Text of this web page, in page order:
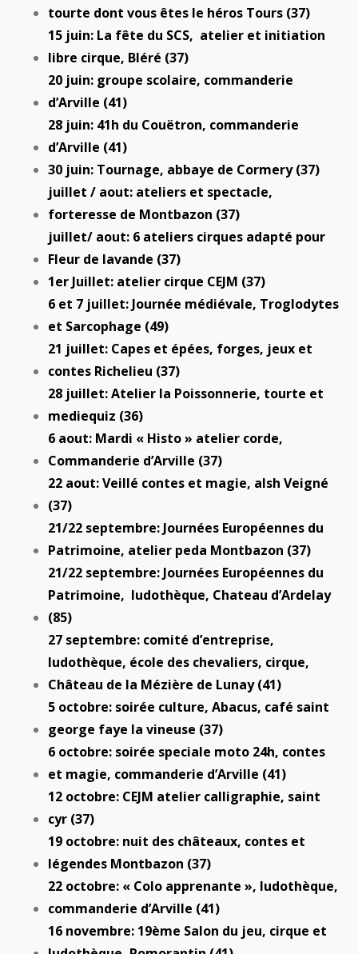
tourte dont vous êtes le héros Tours (37)
15 juin: La fête du SCS, atelier et initiation
libre cirque, Bléré (37)
20 juin: groupe scolaire, commanderie
d’Arville (41)
28 juin: 41h du Couëtron, commanderie
d’Arville (41)
30 juin: Tournage, abbaye de Cormery (37)
juillet / aout: ateliers et spectacle,
forteresse de Montbazon (37)
juillet/ aout: 6 ateliers cirques adapté pour
Fleur de lavande (37)
1er Juillet: atelier cirque CEJM (37)
6 et 7 juillet: Journée médiévale, Troglodytes
et Sarcophage (49)
21 juillet: Capes et épées, forges, jeux et
contes Richelieu (37)
28 juillet: Atelier la Poissonnerie, tourte et
mediequiz (36)
6 aout: Mardi « Histo » atelier corde,
Commanderie d’Arville (37)
22 aout: Veillé contes et magie, alsh Veigné
(37)
21/22 septembre: Journées Européennes du
Patrimoine, atelier peda Montbazon (37)
21/22 septembre: Journées Européennes du
Patrimoine, ludothèque, Chateau d’Ardelay
(85)
27 septembre: comité d’entreprise,
ludothèque, école des chevaliers, cirque,
Château de la Mézière de Lunay (41)
5 octobre: soirée culture, Abacus, café saint
george faye la vineuse (37)
6 octobre: soirée speciale moto 24h, contes
et magie, commanderie d’Arville (41)
12 octobre: CEJM atelier calligraphie, saint
cyr (37)
19 octobre: nuit des châteaux, contes et
légendes Montbazon (37)
22 octobre: « Colo apprenante », ludothèque,
commanderie d’Arville (41)
16 novembre: 19ème Salon du jeu, cirque et